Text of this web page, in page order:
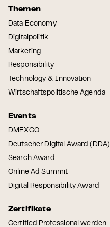
Themen
Data Economy
Digitalpolitik
Marketing
Responsibility
Technology & Innovation
Wirtschaftspolitische Agenda
Events
DMEXCO
Deutscher Digital Award (DDA)
Search Award
Online Ad Summit
Digital Responsibility Award
Zertifikate
Certified Professional werden